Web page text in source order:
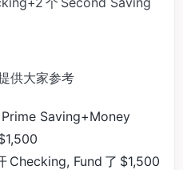
供大家参考
Prime Saving+Money
Checking, Fund 了 $1,500